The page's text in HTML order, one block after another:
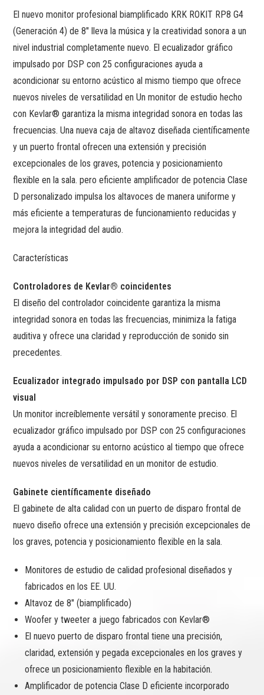
El nuevo monitor profesional biamplificado KRK ROKIT RP8 G4
(Generación 4) de 8″ lleva la música y la creatividad sonora a un
nivel industrial completamente nuevo. El ecualizador gráfico
impulsado por DSP con 25 configuraciones ayuda a
acondicionar su entorno acústico al mismo tiempo que ofrece
nuevos niveles de versatilidad en Un monitor de estudio hecho
con Kevlar® garantiza la misma integridad sonora en todas las
frecuencias. Una nueva caja de altavoz diseñada científicamente
y un puerto frontal ofrecen una extensión y precisión
excepcionales de los graves, potencia y posicionamiento
flexible en la sala. pero eficiente amplificador de potencia Clase
D personalizado impulsa los altavoces de manera uniforme y
más eficiente a temperaturas de funcionamiento reducidas y
mejora la integridad del audio.
Características
Controladores de Kevlar® coincidentes
El diseño del controlador coincidente garantiza la misma
integridad sonora en todas las frecuencias, minimiza la fatiga
auditiva y ofrece una claridad y reproducción de sonido sin
precedentes.
Ecualizador integrado impulsado por DSP con pantalla LCD
visual
Un monitor increíblemente versátil y sonoramente preciso. El
ecualizador gráfico impulsado por DSP con 25 configuraciones
ayuda a acondicionar su entorno acústico al tiempo que ofrece
nuevos niveles de versatilidad en un monitor de estudio.
Gabinete científicamente diseñado
El gabinete de alta calidad con un puerto de disparo frontal de
nuevo diseño ofrece una extensión y precisión excepcionales de
los graves, potencia y posicionamiento flexible en la sala.
Monitores de estudio de calidad profesional diseñados y
fabricados en los EE. UU.
Altavoz de 8″ (biamplificado)
Woofer y tweeter a juego fabricados con Kevlar®
El nuevo puerto de disparo frontal tiene una precisión,
claridad, extensión y pegada excepcionales en los graves y
ofrece un posicionamiento flexible en la habitación.
Amplificador de potencia Clase D eficiente incorporado